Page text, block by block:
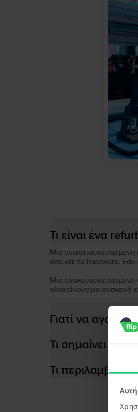
Αυτή
Τι είναι ένα
Μια ανακατασκευασμένη
όσο και το hardware. Εάν
Μια ανακατασκευασμένη
ολοκαίνουργια συσκευή
Γιατί να
Τι σημαίνει
Τι